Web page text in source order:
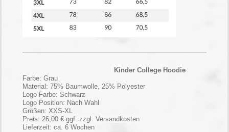
Kinder College Hoodie
Farbe: Grau
Material: 75% Baumwolle, 25% Polyester
Logo Farbe: Schwarz
Logo Position: Nach Wahl
Größen: XXS-XL
Preis: 26,00 € ggf. zzgl. Versandkosten
Lieferzeit: ca. 6 Wochen